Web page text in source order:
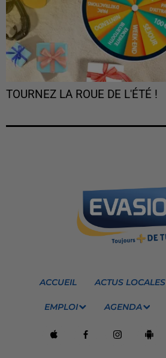
TOURNEZ LA ROUE DE L'ÉTÉ !
ACCUEIL ACTUS LOCALES
EMPLOI AGENDA